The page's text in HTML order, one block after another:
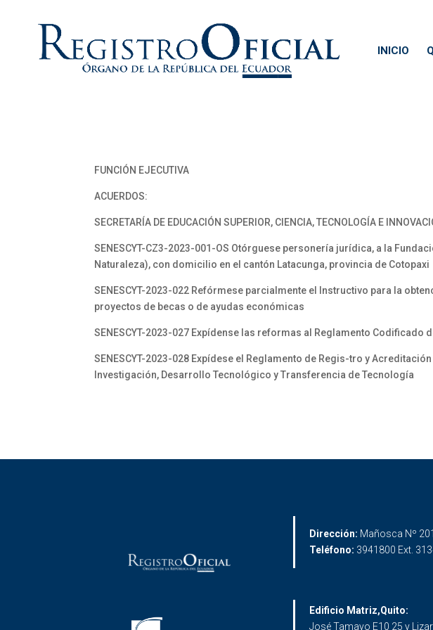
INICIO
FUNCIÓN EJECUTIVA
ACUERDOS:
SECRETARÍA DE EDUCACIÓN SUPERIOR, CIENCIA, TECNOLOGÍA E
SENESCYT-CZ3-2023-001-OS Otórguese personería jurídica, a la
Naturaleza), con domicilio en el cantón Latacunga, provincia de Cotopaxi
SENESCYT-2023-022 Refórmese parcialmente el Instructivo para la
proyectos de becas o de ayudas económicas
SENESCYT-2023-027 Expídense las reformas al Reglamento Codificado
SENESCYT-2023-028 Expídese el Reglamento de Regis-tro y
Investigación, Desarrollo Tecnológico y Transferencia de Tecnología
Dirección: Mañosca Nº
Teléfono: 3941800 Ext.
Edificio Matriz,Quito:
José Tamayo E10 25 y